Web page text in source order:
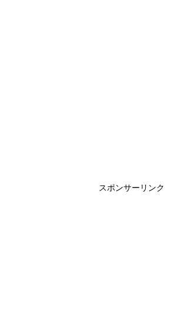
スポンサーリンク